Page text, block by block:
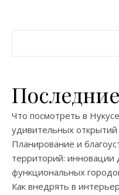
Что посмотреть в
удивительных открытий
Планирование и
территорий: инновации
функциональных
Как внедрять в